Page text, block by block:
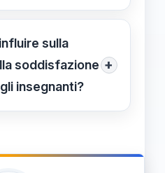
una diminuzione
economici,
di poca
degli insegnanti.
sulla
soddisfazione
insegnanti?
+
di risorse
del lavoro